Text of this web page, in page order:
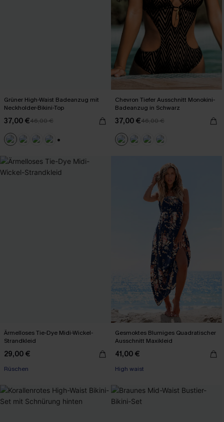
Grüner High-Waist Badeanzug mit
Neckholder-Bikini-Top
37,00 €46,00 €
Chevron Tiefer Ausschnitt Monokini-
Badeanzug in Schwarz
37,00 €46,00 €
Ärmelloses Tie-Dye Midi-Wickel-
Strandkleid
29,00 €
Rüschen
Gesmoktes Blumiges Quadratischer
Ausschnitt Maxikleid
41,00 €
High waist